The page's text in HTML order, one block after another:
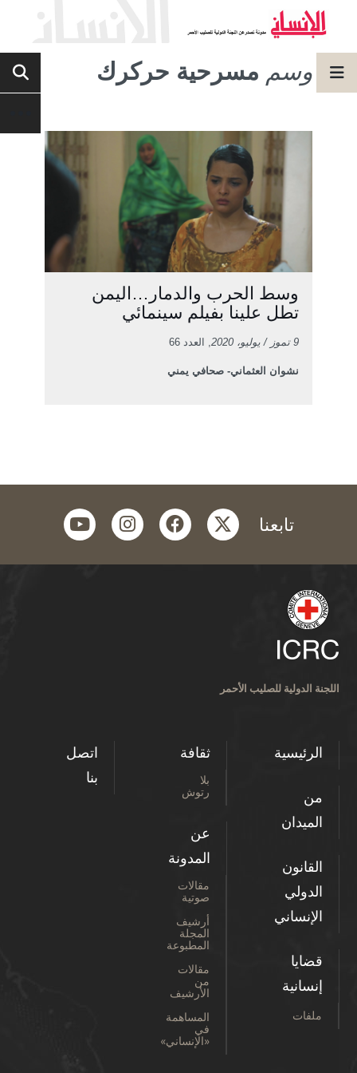
وسم مسرحية حركرك
وسط الحرب والدمار…اليمن
تطل علينا بفيلم سينمائي
9 تموز / يوليو، 2020 , العدد 66
نشوان العثماني- صحافي يمني
تابعنا twitter
facebook
instagram
youtube
اللجنة الدولية للصليب الأحمر
الرئيسية
من
الميدان
القانون
الدولي
الإنساني
قضايا
إنسانية
ملفات
ثقافة
بلا
رتوش
عن
المدونة
مقالات
صوتية
أرشيف
المجلة
المطبوعة
مقالات
من
الأرشيف
المساهمة
في
«الإنساني»
اتصل
بنا